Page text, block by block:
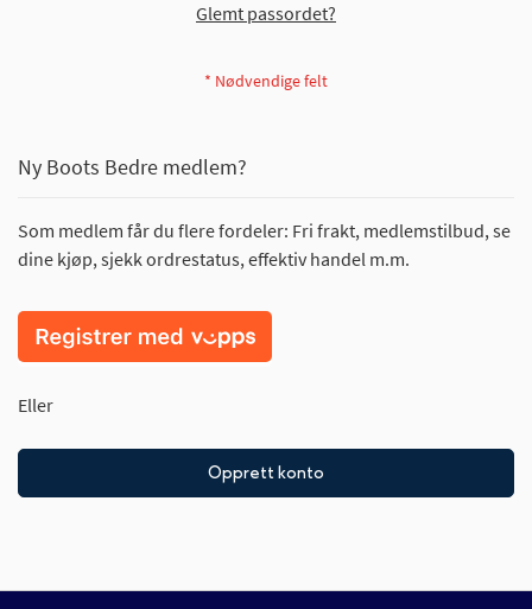
Glemt passordet?
Ny Boots Bedre medlem?
Som medlem får du flere fordeler: Fri frakt, medlemstilbud, se
dine kjøp, sjekk ordrestatus, effektiv handel m.m.
Eller
Opprett konto